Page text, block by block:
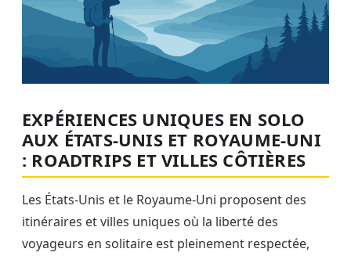
EXPÉRIENCES UNIQUES EN SOLO
AUX ÉTATS-UNIS ET ROYAUME-UNI
: ROADTRIPS ET VILLES CÔTIÈRES
Les États-Unis et le Royaume-Uni proposent des
itinéraires et villes uniques où la liberté des
voyageurs en solitaire est pleinement respectée,